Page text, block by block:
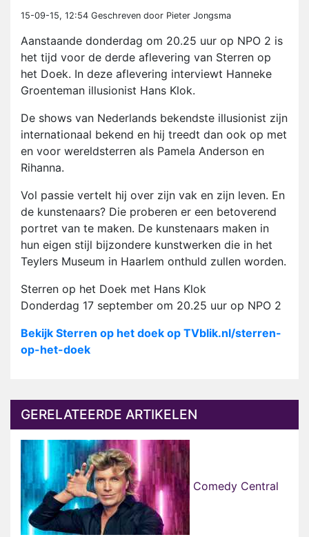
15-09-15, 12:54 Geschreven door Pieter Jongsma
Aanstaande donderdag om 20.25 uur op NPO 2 is
het tijd voor de derde aflevering van Sterren op
het Doek. In deze aflevering interviewt Hanneke
Groenteman illusionist Hans Klok.
De shows van Nederlands bekendste illusionist zijn
internationaal bekend en hij treedt dan ook op met
en voor wereldsterren als Pamela Anderson en
Rihanna.
Vol passie vertelt hij over zijn vak en zijn leven. En
de kunstenaars? Die proberen er een betoverend
portret van te maken. De kunstenaars maken in
hun eigen stijl bijzondere kunstwerken die in het
Teylers Museum in Haarlem onthuld zullen worden.
Sterren op het Doek met Hans Klok
Donderdag 17 september om 20.25 uur op NPO 2
Bekijk Sterren op het doek op TVblik.nl/sterren-
op-het-doek
GERELATEERDE ARTIKELEN
Comedy Central